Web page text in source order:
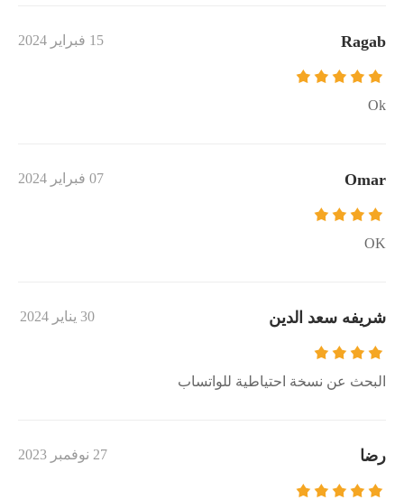
Ragab 15 فبراير 2024
Ok
Omar 07 فبراير 2024
OK
شريفه سعد الدين 30 يناير 2024
البحث عن نسخة احتياطية للواتساب
رضا 27 نوفمبر 2023